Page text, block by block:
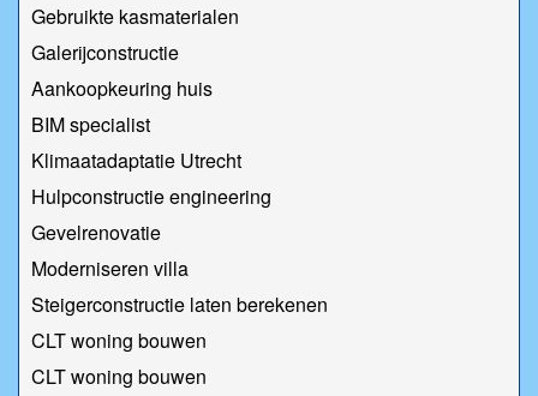
Gebruikte kasmaterialen
Galerijconstructie
Aankoopkeuring huis
BIM specialist
Klimaatadaptatie Utrecht
Hulpconstructie engineering
Gevelrenovatie
Moderniseren villa
Steigerconstructie laten berekenen
CLT woning bouwen
CLT woning bouwen